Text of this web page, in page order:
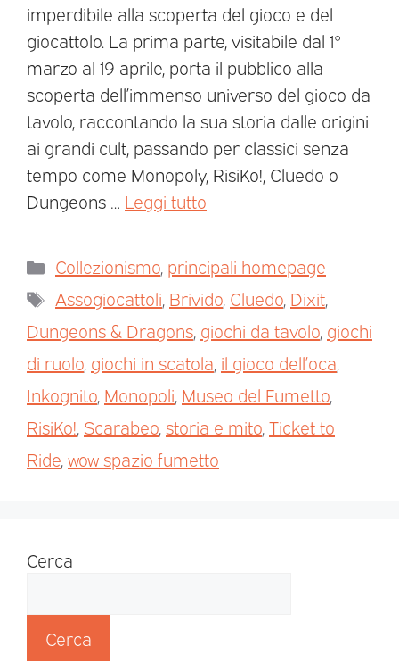
imperdibile alla scoperta del gioco e del
giocattolo. La prima parte, visitabile dal 1°
marzo al 19 aprile, porta il pubblico alla
scoperta dell’immenso universo del gioco da
tavolo, raccontando la sua storia dalle origini
ai grandi cult, passando per classici senza
tempo come Monopoly, RisiKo!, Cluedo o
Dungeons … Leggi tutto
Collezionismo, principali homepage
Assogiocattoli, Brivido, Cluedo, Dixit,
Dungeons & Dragons, giochi da tavolo, giochi
di ruolo, giochi in scatola, il gioco dell’oca,
Inkognito, Monopoli, Museo del Fumetto,
RisiKo!, Scarabeo,storia e mito,Ticket to
Ride,wow spazio fumetto
Cerca
Cerca